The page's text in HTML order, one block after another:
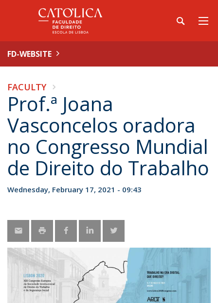
FD-WEBSITE
FACULTY
Prof.ª Joana
Vasconcelos oradora
no Congresso Mundial
de Direito do Trabalho
Wednesday, February 17, 2021 - 09:43